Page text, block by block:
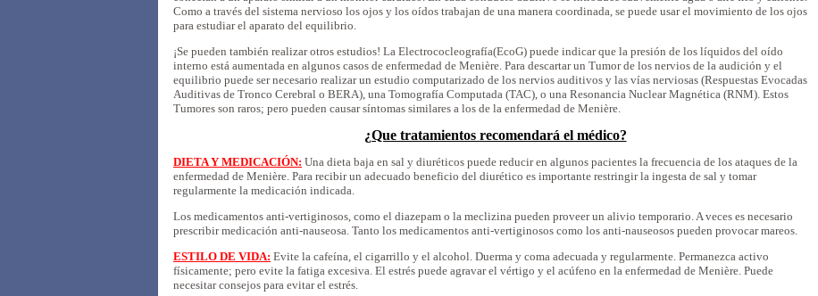
Como a través del sistema nervioso los ojos y los oídos trabajan de una manera coordinada, se puede usar el movimiento de los ojos
para estudiar el aparato del equilibrio.
¡Se pueden también realizar otros estudios! La Electrococleografía(EcoG) puede indicar que la presión de los líquidos del oído
interno está aumentada en algunos casos de enfermedad de Menière. Para descartar un Tumor de los nervios de la audición y el
equilibrio puede ser necesario realizar un estudio computarizado de los nervios auditivos y las vías nerviosas (Respuestas Evocadas
Auditivas de Tronco Cerebral o BERA), una Tomografía Computada (TAC), o una Resonancia Nuclear Magnética (RNM). Estos
Tumores son raros; pero pueden causar síntomas similares a los de la enfermedad de Menière.
¿Que tratamientos recomendará el médico?
DIETA Y MEDICACIÓN: Una dieta baja en sal y diuréticos puede reducir en algunos pacientes la frecuencia de los ataques de la
enfermedad de Menière. Para recibir un adecuado beneficio del diurético es importante restringir la ingesta de sal y tomar
regularmente la medicación indicada.
Los medicamentos anti-vertiginosos, como el diazepam o la meclizina pueden proveer un alivio temporario. A veces es necesario
prescribir medicación anti-nauseosa. Tanto los medicamentos anti-vertiginosos como los anti-nauseosos pueden provocar mareos.
ESTILO DE VIDA: Evite la cafeína, el cigarrillo y el alcohol. Duerma y coma adecuada y regularmente. Permanezca activo
físicamente; pero evite la fatiga excesiva. El estrés puede agravar el vértigo y el acúfeno en la enfermedad de Menière. Puede
necesitar consejos para evitar el estrés.